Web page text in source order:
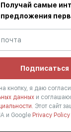
Получай самые
предложения
Подписаться
кнопку, я даю
данных и
Этот сайт
и Google Privacy Policy